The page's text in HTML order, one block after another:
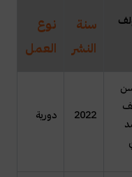
سنة
النشر
نوع
العمل
2022 دورية